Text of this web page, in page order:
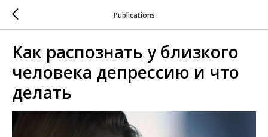
Publications
Как распознать у близкого
человека депрессию и что
делать